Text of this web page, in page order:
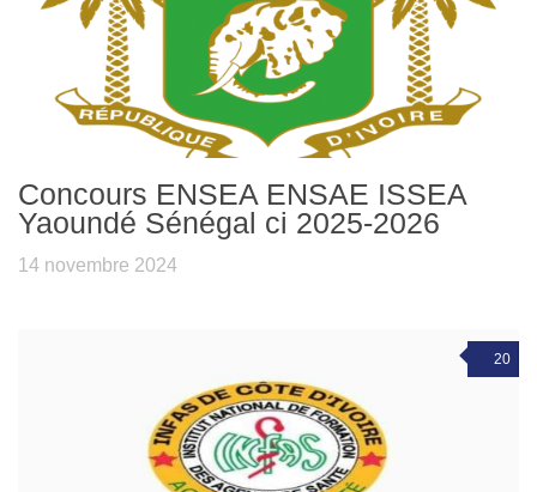
Concours ENSEA ENSAE ISSEA
Yaoundé Sénégal ci 2025-2026
14 novembre 2024
20